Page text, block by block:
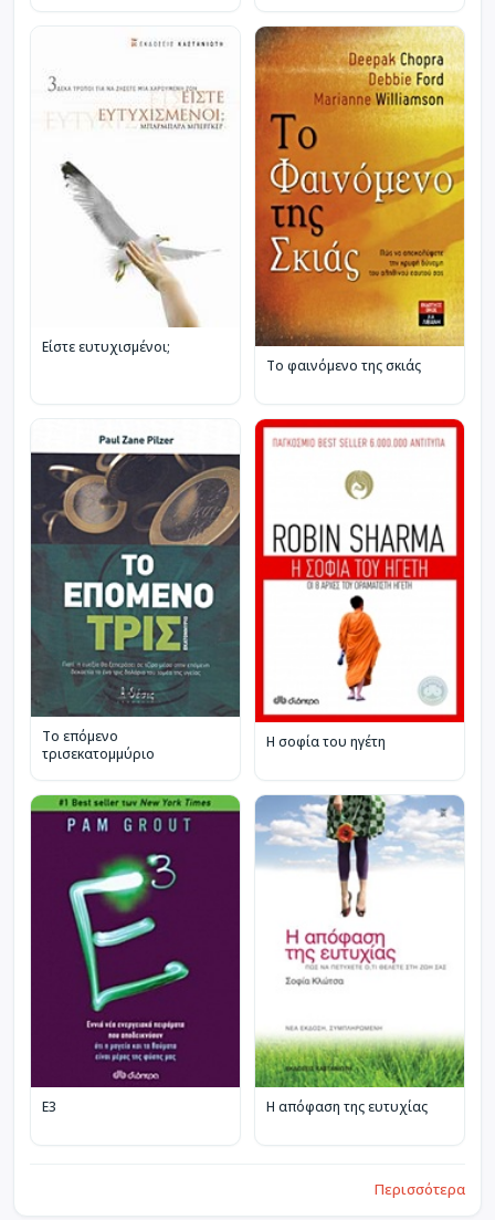
Είστε ευτυχισμένοι;
Το φαινόμενο της σκιάς
Το επόμενο
τρισεκατομμύριο
Η σοφία του ηγέτη
Ε3 Η απόφαση της ευτυχίας
Περισσότερα